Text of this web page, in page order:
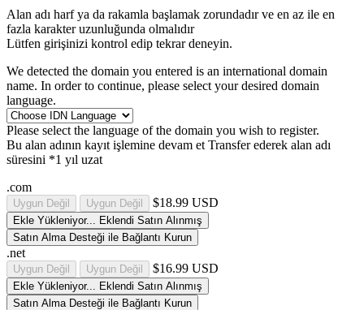
Alan adı harf ya da rakamla başlamak zorundadırve en az ile en
fazla karakter uzunluğunda olmalıdır
Lütfen girişinizi kontrol edip tekrar deneyin.
We detected the domain you entered is an international domain
name. In order to continue, please select your desired domain
language.
Please select the language of the domain you wish to register.
Bu alan adının kayıt işlemine devam et Transfer ederek alan adı
süresini *1 yıl uzat
.com
Uygun Değil Uygun Değil $18.99 USD
Ekle Yükleniyor... Eklendi Satın Alınmış
Satın Alma Desteği ile Bağlantı Kurun
.net
Uygun Değil Uygun Değil $16.99 USD
Ekle Yükleniyor... Eklendi Satın Alınmış
Satın Alma Desteği ile Bağlantı Kurun